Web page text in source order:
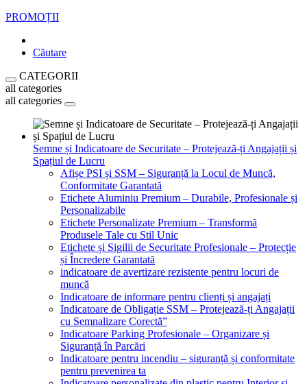
PROMOȚII
Căutare
CATEGORII
all categories
all categories
Semne și Indicatoare de Securitate – Protejează-ți Angajații și
Spațiul de Lucru
Afișe PSI și SSM – Siguranță la Locul de Muncă,
Conformitate Garantată
Etichete Aluminiu Premium – Durabile, Profesionale și
Personalizabile
Etichete Personalizate Premium – Transformă
Produsele Tale cu Stil Unic
Etichete și Sigilii de Securitate Profesionale – Protecție
și Încredere Garantată
indicatoare de avertizare rezistente pentru locuri de
muncă
Indicatoare de informare pentru clienți și angajați
Indicatoare de Obligație SSM – Protejează-ți Angajații
cu Semnalizare Corectă”
Indicatoare Parking Profesionale – Organizare și
Siguranță în Parcări
Indicatoare pentru incendiu – siguranță și conformitate
pentru prevenirea ta